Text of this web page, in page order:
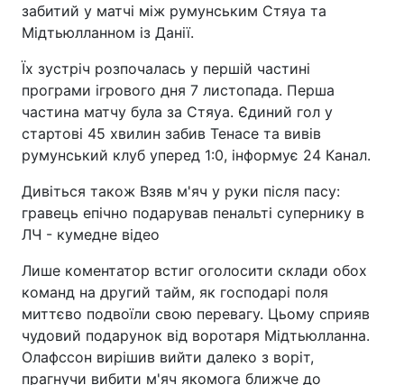
забитий у матчі між румунським Стяуа та
Мідтьюлланном із Данії.
Їх зустріч розпочалась у першій частині
програми ігрового дня 7 листопада. Перша
частина матчу була за Стяуа. Єдиний гол у
стартові 45 хвилин забив Тенасе та вивів
румунський клуб уперед 1:0, інформує 24 Канал.
Дивіться також Взяв м'яч у руки після пасу:
гравець епічно подарував пенальті супернику в
ЛЧ - кумедне відео
Лише коментатор встиг оголосити склади обох
команд на другий тайм, як господарі поля
миттєво подвоїли свою перевагу. Цьому сприяв
чудовий подарунок від воротаря Мідтьюлланна.
Олафссон вирішив вийти далеко з воріт,
прагнучи вибити м'яч якомога ближче до